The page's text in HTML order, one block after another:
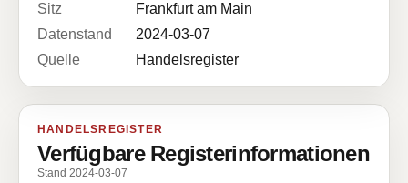
Sitz
Frankfurt am Main
Datenstand
2024-03-07
Quelle
Handelsregister
HANDELSREGISTER
Verfügbare Registerinformationen
Stand 2024-03-07